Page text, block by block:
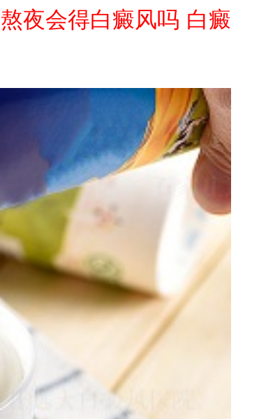
夜会得白癜风吗 白癜